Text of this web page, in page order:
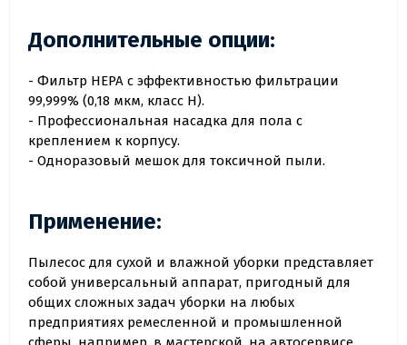
Дополнительные опции:
- Фильтр HEPA с эффективностью фильтрации
99,999% (0,18 мкм, класс H).
- Профессиональная насадка для пола с
креплением к корпусу.
- Одноразовый мешок для токсичной пыли.
Применение:
Пылесос для сухой и влажной уборки представляет
собой универсальный аппарат, пригодный для
общих сложных задач уборки на любых
предприятиях ремесленной и промышленной